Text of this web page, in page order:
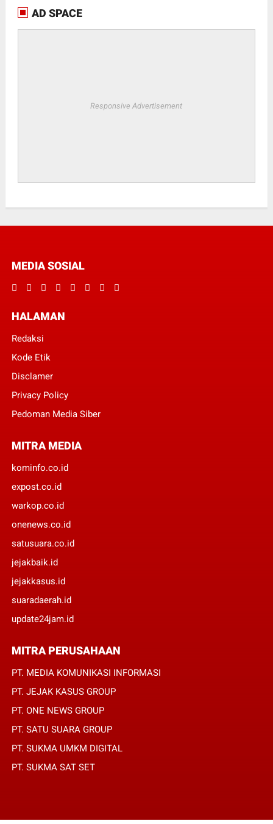
AD SPACE
Responsive Advertisement
MEDIA SOSIAL
HALAMAN
Redaksi
Kode Etik
Disclamer
Privacy Policy
Pedoman Media Siber
MITRA MEDIA
kominfo.co.id
expost.co.id
warkop.co.id
onenews.co.id
satusuara.co.id
jejakbaik.id
jejakkasus.id
suaradaerah.id
update24jam.id
MITRA PERUSAHAAN
PT. MEDIA KOMUNIKASI INFORMASI
PT. JEJAK KASUS GROUP
PT. ONE NEWS GROUP
PT. SATU SUARA GROUP
PT. SUKMA UMKM DIGITAL
PT. SUKMA SAT SET